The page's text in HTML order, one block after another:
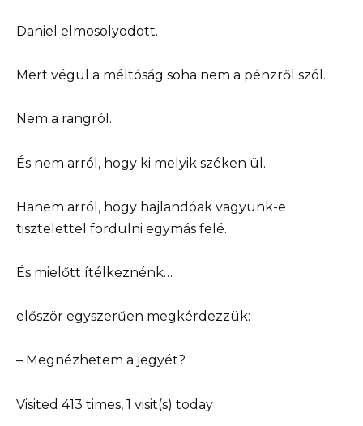
Daniel elmosolyodott.
Mert végül a méltóság soha nem a pénzről szól.
Nem a rangról.
És nem arról, hogy ki melyik széken ül.
Hanem arról, hogy hajlandóak vagyunk-e
tisztelettel fordulni egymás felé.
És mielőtt ítélkeznénk…
először egyszerűen megkérdezzük:
– Megnézhetem a jegyét?
Visited 413 times, 1 visit(s) today